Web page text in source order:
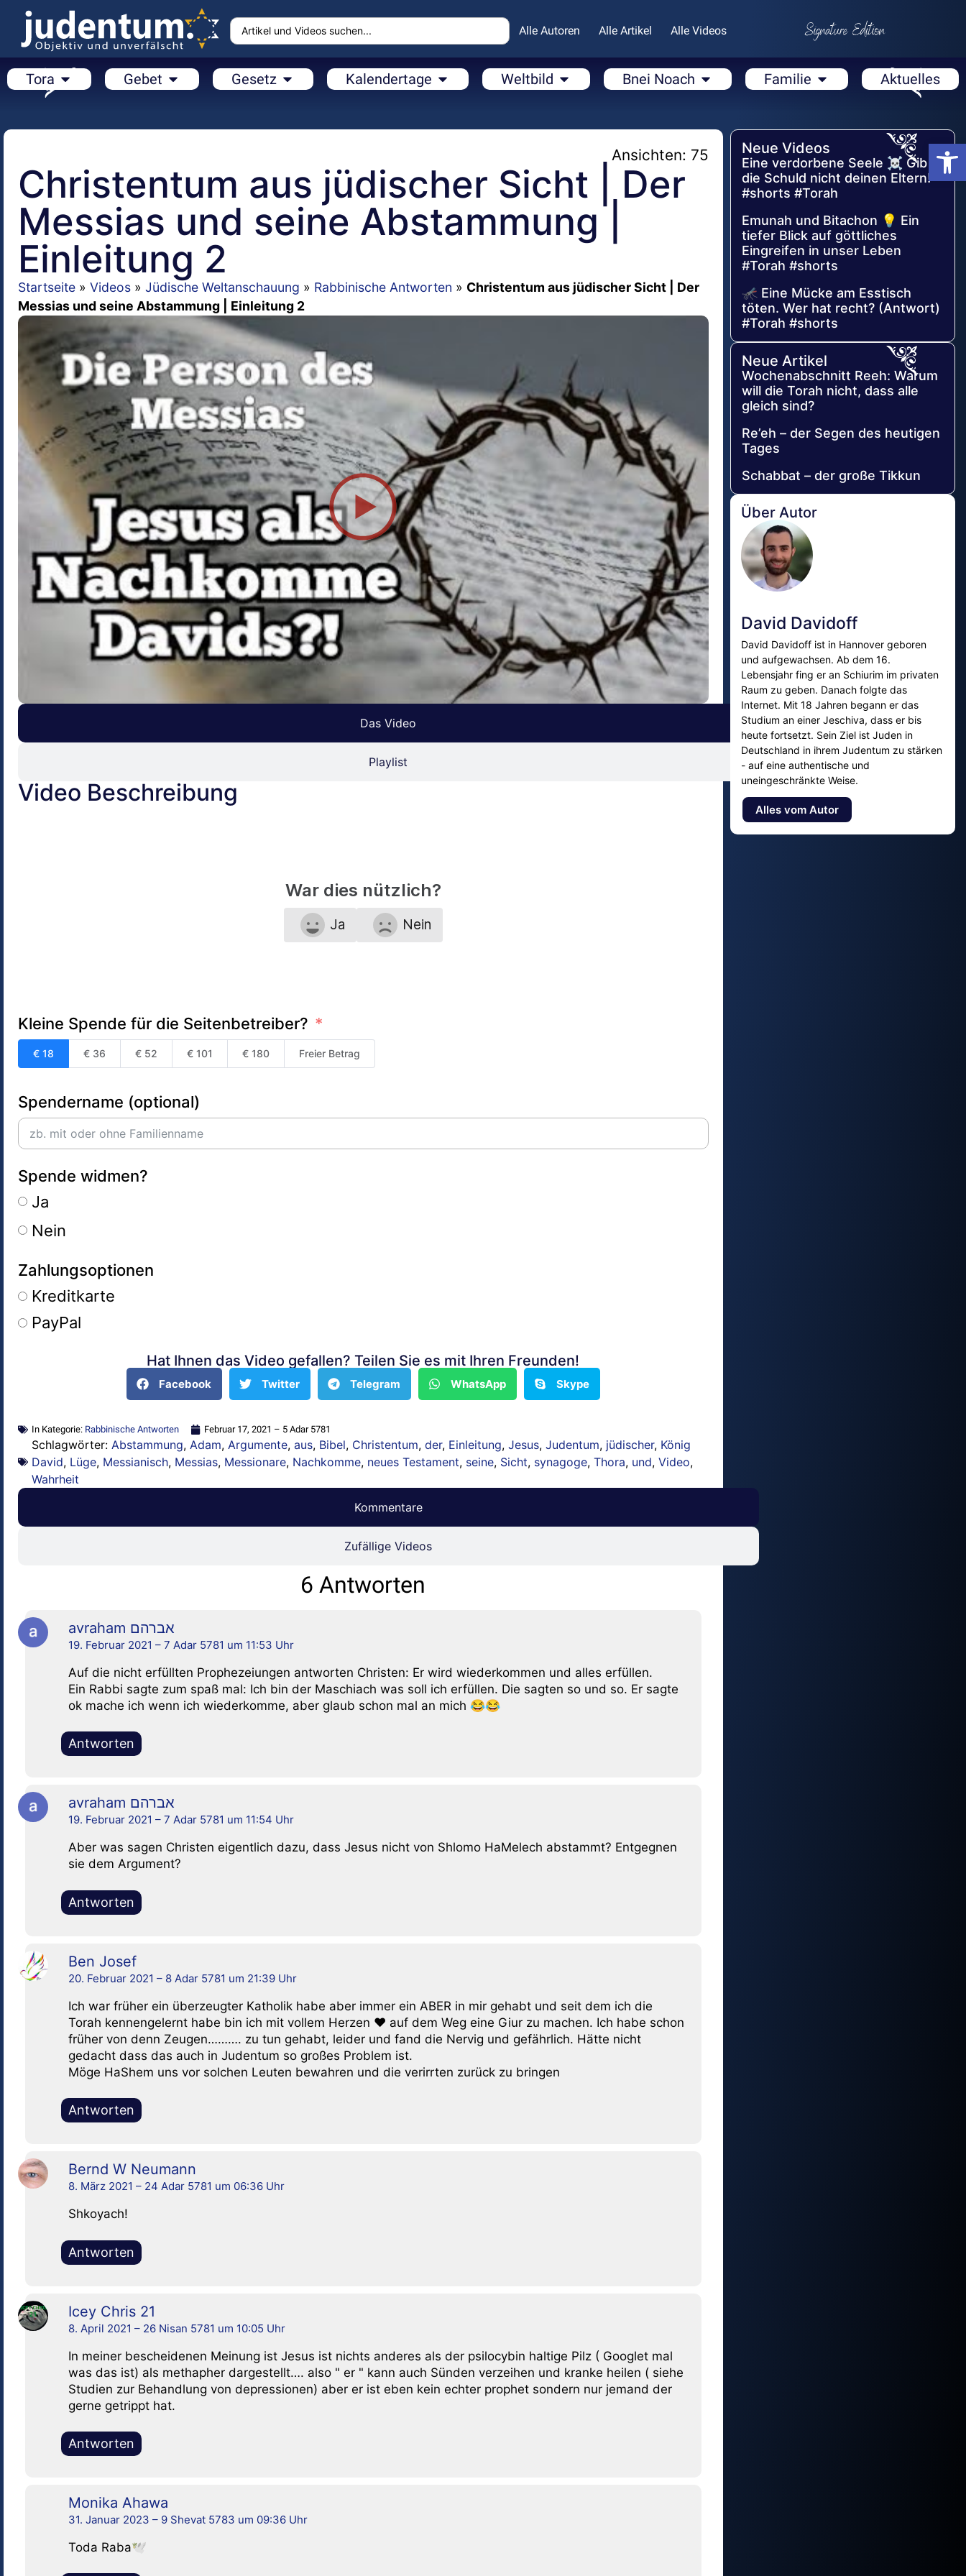
Alle Autoren Alle Artikel Alle Videos
Tora Gebet Gesetz Kalendertage Weltbild Bnei Noach Familie Aktuelles
Ansichten: 75
Christentum aus jüdischer Sicht | Der
Messias und seine Abstammung |
Einleitung 2
Startseite » Videos » Jüdische Weltanschauung » Rabbinische Antworten » Christentum aus jüdischer Sicht | Der
Messias und seine Abstammung | Einleitung 2
Das Video
Playlist
Video Beschreibung
War dies nützlich?
Ja Nein
Kleine Spende für die Seitenbetreiber?
€ 18 € 36 € 52 € 101 € 180 Freier Betrag
Spendername (optional)
Spende widmen?
Ja
Nein
Zahlungsoptionen
Kreditkarte
PayPal
Hat Ihnen das Video gefallen? Teilen Sie es mit Ihren Freunden!
Facebook Twitter Telegram WhatsApp Skype
In Kategorie: Rabbinische Antworten Februar 17, 2021 – 5 Adar 5781
Schlagwörter: Abstammung, Adam, Argumente, aus, Bibel, Christentum, der, Einleitung, Jesus, Judentum, jüdischer, König
David, Lüge, Messianisch, Messias, Messionare, Nachkomme, neues Testament, seine, Sicht, synagoge, Thora, und, Video,
Wahrheit
Kommentare
Zufällige Videos
6 Antworten
avraham אברהם
19. Februar 2021 – 7 Adar 5781 um 11:53 Uhr
Auf die nicht erfüllten Prophezeiungen antworten Christen: Er wird wiederkommen und alles erfüllen.
Ein Rabbi sagte zum spaß mal: Ich bin der Maschiach was soll ich erfüllen. Die sagten so und so. Er sagte
ok mache ich wenn ich wiederkomme, aber glaub schon mal an mich 😂😂
Antworten
avraham אברהם
19. Februar 2021 – 7 Adar 5781 um 11:54 Uhr
Aber was sagen Christen eigentlich dazu, dass Jesus nicht von Shlomo HaMelech abstammt? Entgegnen
sie dem Argument?
Antworten
Ben Josef
20. Februar 2021 – 8 Adar 5781 um 21:39 Uhr
Ich war früher ein überzeugter Katholik habe aber immer ein ABER in mir gehabt und seit dem ich die
Torah kennengelernt habe bin ich mit vollem Herzen ❤ auf dem Weg eine Giur zu machen. Ich habe schon
früher von denn Zeugen………. zu tun gehabt, leider und fand die Nervig und gefährlich. Hätte nicht
gedacht dass das auch in Judentum so großes Problem ist.
Möge HaShem uns vor solchen Leuten bewahren und die verirrten zurück zu bringen
Antworten
Bernd W Neumann
8. März 2021 – 24 Adar 5781 um 06:36 Uhr
Shkoyach!
Antworten
Icey Chris 21
8. April 2021 – 26 Nisan 5781 um 10:05 Uhr
In meiner bescheidenen Meinung ist Jesus ist nichts anderes als der psilocybin haltige Pilz ( Googlet mal
was das ist) als methapher dargestellt…. also " er " kann auch Sünden verzeihen und kranke heilen ( siehe
Studien zur Behandlung von depressionen) aber er ist eben kein echter prophet sondern nur jemand der
gerne getrippt hat.
Antworten
Monika Ahawa
31. Januar 2023 – 9 Shevat 5783 um 09:36 Uhr
Toda Raba🕊
Neue Videos
Eine verdorbene Seele ☠️ Gib
die Schuld nicht deinen Eltern!
#shorts #Torah
Emunah und Bitachon 💡 Ein
tiefer Blick auf göttliches
Eingreifen in unser Leben
#Torah #shorts
🦟 Eine Mücke am Esstisch
töten. Wer hat recht? (Antwort)
#Torah #shorts
Neue Artikel
Wochenabschnitt Reeh: Warum
will die Torah nicht, dass alle
gleich sind?
Re’eh – der Segen des heutigen
Tages
Schabbat – der große Tikkun
Über Autor
David Davidoff
David Davidoff ist in Hannover geboren
und aufgewachsen. Ab dem 16.
Lebensjahr fing er an Schiurim im privaten
Raum zu geben. Danach folgte das
Internet. Mit 18 Jahren begann er das
Studium an einer Jeschiva, dass er bis
heute fortsetzt. Sein Ziel ist Juden in
Deutschland in ihrem Judentum zu stärken
- auf eine authentische und
uneingeschränkte Weise.
Alles vom Autor